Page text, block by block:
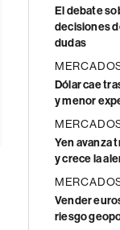
El debate
decisiones
dudas
Dólar cae
y menor
Yen avanza
y crece la
Vender
riesgo